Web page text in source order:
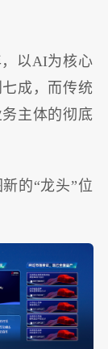
以AI为核心
成，而传统
主体的彻底
的“龙头”位